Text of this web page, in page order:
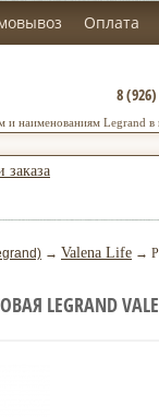
Оплата
и наименованиям Legrand в
8 (926)
заказа
→ Valena Life →
LEGRAND